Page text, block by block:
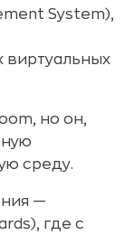
System),
виртуальных
но он,
среду.
—
где с